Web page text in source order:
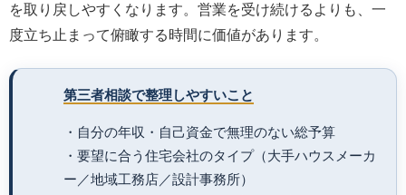
を取り戻しやすくなります。営業を受け続けるよりも、一
度立ち止まって俯瞰する時間に価値があります。
第三者相談で整理しやすいこと
・自分の年収・自己資金で無理のない総予算
・要望に合う住宅会社のタイプ（大手ハウスメーカ
ー／地域工務店／設計事務所）